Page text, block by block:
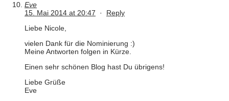
Eve
15. Mai 2014 at 20:47 · Reply
Liebe Nicole,
vielen Dank für die Nominierung :)
Meine Antworten folgen in Kürze.
Einen sehr schönen Blog hast Du übrigens!
Liebe Grüße
Eve